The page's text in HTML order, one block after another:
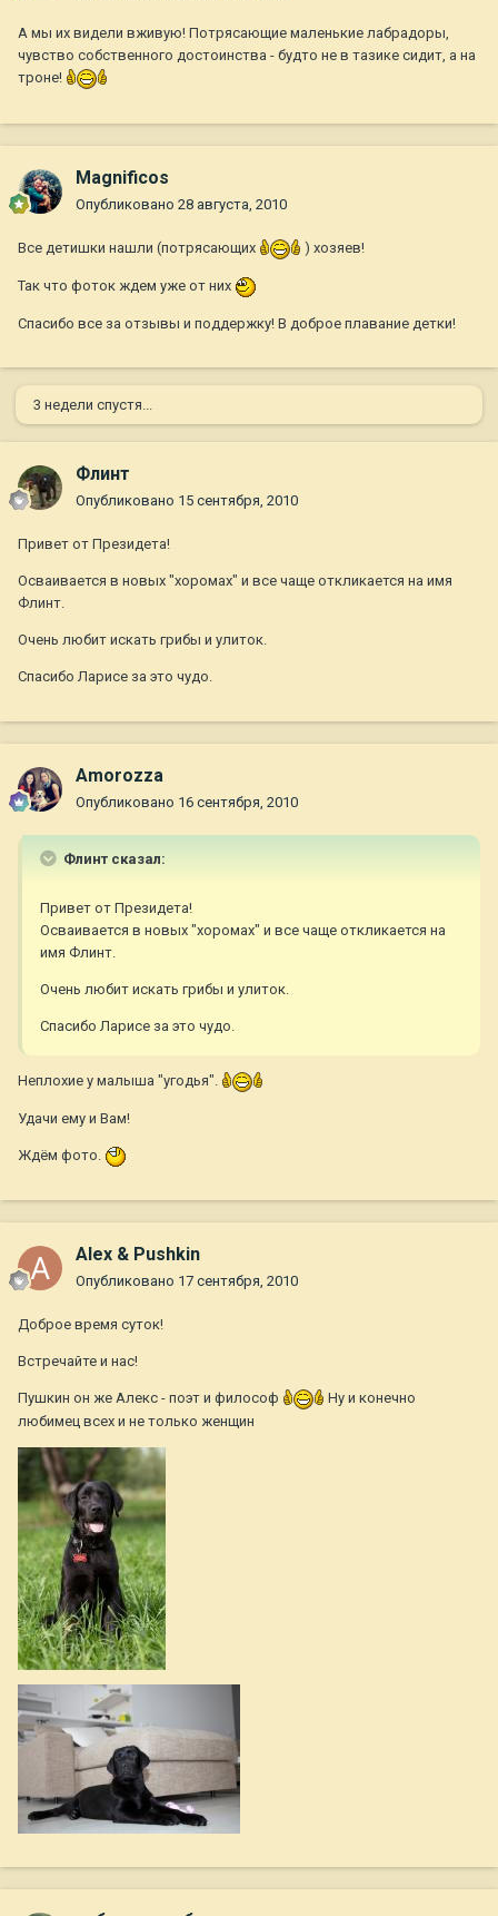
А мы их видели вживую! Потрясающие маленькие лабрадоры,
чувство собственного достоинства - будто не в тазике сидит, а на
троне!
Magnificos
Опубликовано 28 августа, 2010
Все детишки нашли (потрясающих ) хозяев!
Так что фоток ждем уже от них
Спасибо все за отзывы и поддержку! В доброе плавание детки!
3 недели спустя...
Флинт
Опубликовано 15 сентября, 2010
Привет от Президета!
Осваивается в новых "хоромах" и все чаще откликается на имя
Флинт.
Очень любит искать грибы и улиток.
Спасибо Ларисе за это чудо.
Amorozza
Опубликовано 16 сентября, 2010
Флинт сказал:
Привет от Президета!
Осваивается в новых "хоромах" и все чаще откликается на
имя Флинт.
Очень любит искать грибы и улиток.
Спасибо Ларисе за это чудо.
Неплохие у малыша "угодья".
Удачи ему и Вам!
Ждём фото.
Alex & Pushkin
Опубликовано 17 сентября, 2010
Доброе время суток!
Встречайте и нас!
Пушкин он же Алекс - поэт и философ
Ну и конечно
любимец всех и не только женщин